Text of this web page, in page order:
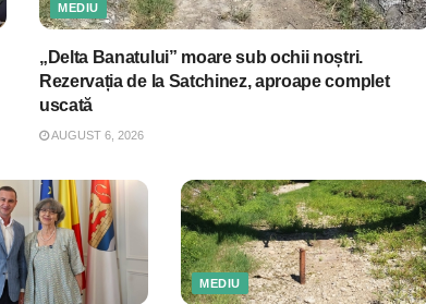
MEDIU
„Delta Banatului” moare sub ochii noștri.
Rezervația de la Satchinez, aproape complet
uscată
AUGUST 6, 2026
MEDIU